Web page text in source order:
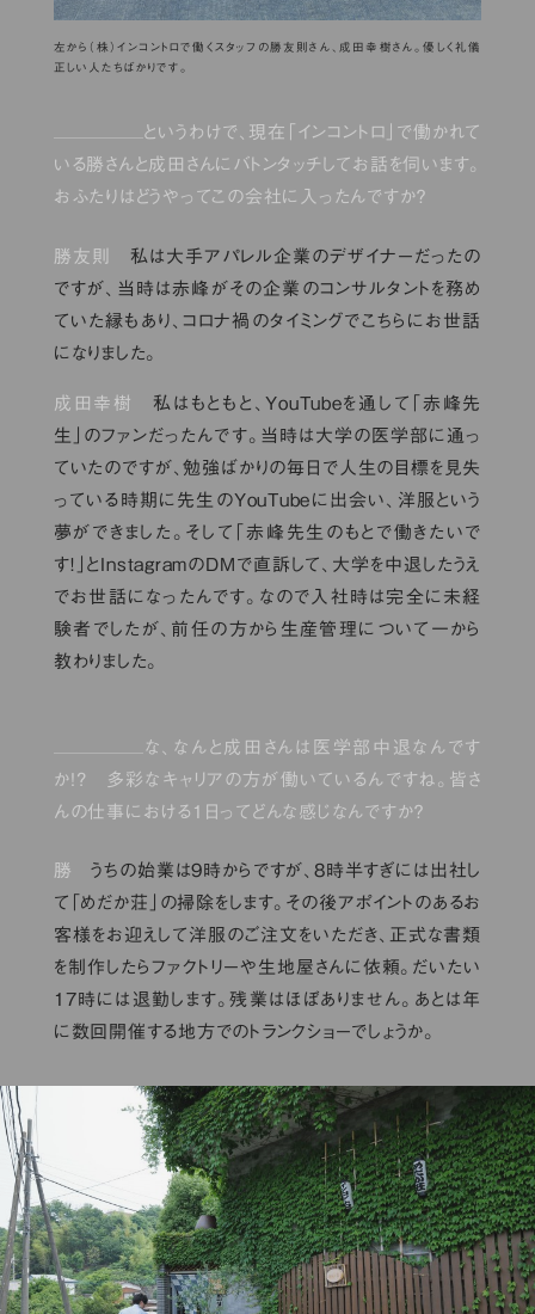
左から（株）インコントロで働くスタッフの勝友則さん、成田幸樹さん。優しく礼儀
正しい人たちばかりです。
というわけで、現在「インコントロ」で働かれて
いる勝さんと成田さんにバトンタッチしてお話を伺います。
おふたりはどうやってこの会社に入ったんですか？
勝友則
私は大手アパレル企業のデザイナーだったの
ですが、当時は赤峰がその企業のコンサルタントを務め
ていた縁もあり、コロナ禍のタイミングでこちらにお世話
になりました。
成田幸樹
私はもともと、YouTubeを通して「赤峰先
生」のファンだったんです。当時は大学の医学部に通っ
ていたのですが、勉強ばかりの毎日で人生の目標を見失
っている時期に先生のYouTubeに出会い、洋服という
夢ができました。そして「赤峰先生のもとで働きたいで
す！」とInstagramのDMで直訴して、大学を中退したうえ
でお世話になったんです。なので入社時は完全に未経
験者でしたが、前任の方から生産管理について一から
教わりました。
な、なんと成田さんは医学部中退なんです
か!? 多彩なキャリアの方が働いているんですね。皆さ
んの仕事における1日ってどんな感じなんですか？
勝
うちの始業は9時からですが、8時半すぎには出社し
て「めだか荘」の掃除をします。その後アポイントのあるお
客様をお迎えして洋服のご注文をいただき、正式な書類
を制作したらファクトリーや生地屋さんに依頼。だいたい
17時には退勤します。残業はほぼありません。あとは年
に数回開催する地方でのトランクショーでしょうか。